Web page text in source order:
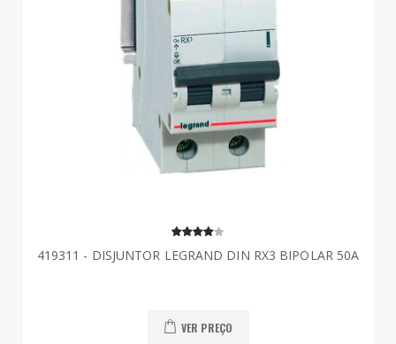
419311 - DISJUNTOR LEGRAND DIN RX3 BIPOLAR 50A
VER PREÇO